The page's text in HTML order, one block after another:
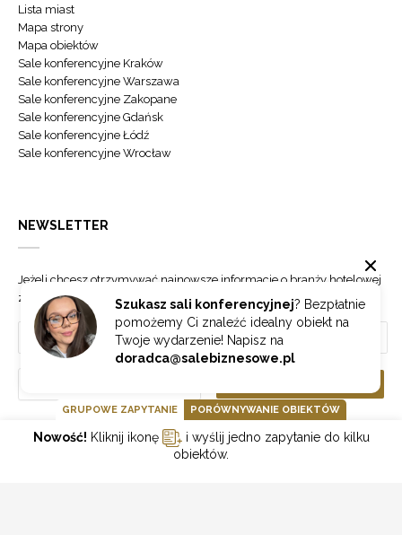
Szukasz sali konferencyjnej? Bezpłatnie
pomożemy Ci znaleźć idealny obiekt na
Twoje wydarzenie! Napisz na
doradca@salebiznesowe.pl
Lista miast
Mapa strony
Mapa obiektów
Sale konferencyjne Kraków
Sale konferencyjne Warszawa
Sale konferencyjne Zakopane
Sale konferencyjne Gdańsk
Sale konferencyjne Łódź
Sale konferencyjne Wrocław
NEWSLETTER
Jeżeli chcesz otrzymywać najnowsze informacje o branży hotelowej
zapisz się do naszego newslettera.
GOONLINE.PL SPÓŁKA Z OGRANICZONĄ ODPOWIEDZIALNOŚCIĄ SP.K.
GRUPOWE ZAPYTANIE PORÓWNYWANIE OBIEKTÓW
Nowość! Kliknij ikonę
i wyślij jedno zapytanie do kilku
obiektów.